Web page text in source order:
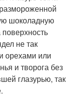
шоколадную
не так
орехами или
и творога без
глазурью, так